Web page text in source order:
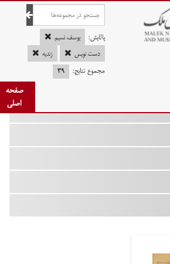
صفحه اصلی
پالایش:
یوسف نسیم
دست نویس
زندیه
مجموع نتایج:
۳۹
صفحه
اصلی